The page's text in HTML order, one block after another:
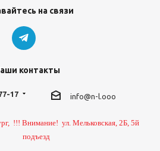
на связи
контакты
17 info@n-l.ooo
!!! Внимание! ул. Мельковская, 2Б, 5й
подъезд